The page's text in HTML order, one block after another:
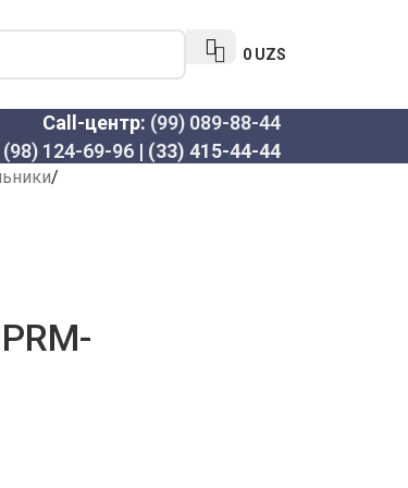
0 UZS
Call-центр: (99) 089-88-44
(98) 124-69-96 | (33) 415-44-44